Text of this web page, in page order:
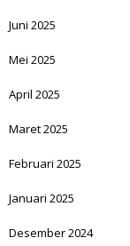
Juni 2025
Mei 2025
April 2025
Maret 2025
Februari 2025
Januari 2025
Desember 2024